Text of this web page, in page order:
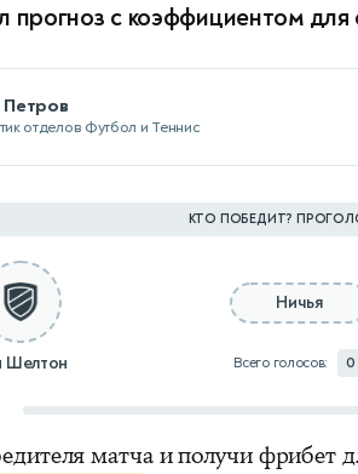
прогноз с коэффициентом для
Петров
отделов Футбол и Теннис
КТО ПОБЕДИТ?
Шелтон
Ничья
Всего голосов: 0
матча и получи фрибет